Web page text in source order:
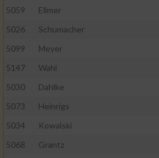
5059
Ellmer
5026
Schumacher
5099
Meyer
5147
Wahl
5030
Dahlke
5073
Heinrigs
5034
Kowalski
5068
Grantz